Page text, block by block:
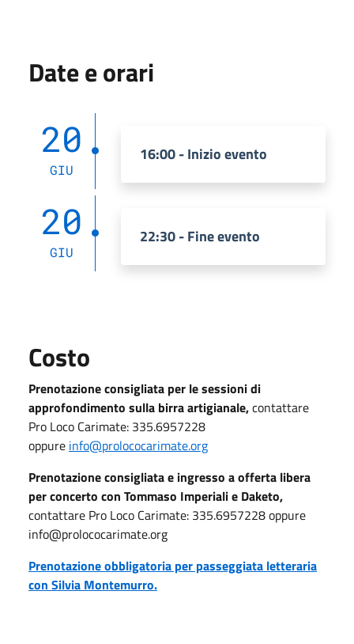
Date e orari
20
GIU
16:00 - Inizio evento
20
GIU
22:30 - Fine evento
Costo
Prenotazione consigliata per le sessioni di
approfondimento sulla birra artigianale,contattare
Pro Loco Carimate: 335.6957228
oppure info@prolococarimate.org
Prenotazione consigliata e ingresso a offerta libera
per concerto con Tommaso Imperiali e Daketo,
contattare Pro Loco Carimate: 335.6957228 oppure
info@prolococarimate.org
Prenotazione obbligatoria per passeggiata letteraria
con Silvia Montemurro.